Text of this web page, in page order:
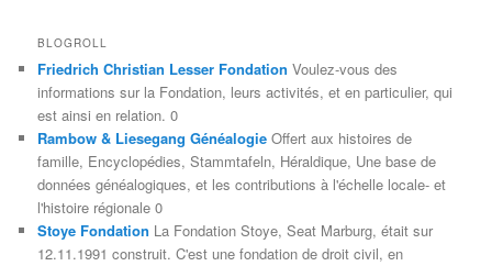
BLOGROLL
Friedrich Christian Lesser Fondation Voulez-vous des
informations sur la Fondation, leurs activités, et en particulier, qui
est ainsi en relation. 0
Rambow & Liesegang Généalogie Offert aux histoires de
famille, Encyclopédies, Stammtafeln, Héraldique, Une base de
données généalogiques, et les contributions à l'échelle locale- et
l'histoire régionale 0
Stoye Fondation La Fondation Stoye, Seat Marburg, était sur
12.11.1991 construit. C'est une fondation de droit civil, en